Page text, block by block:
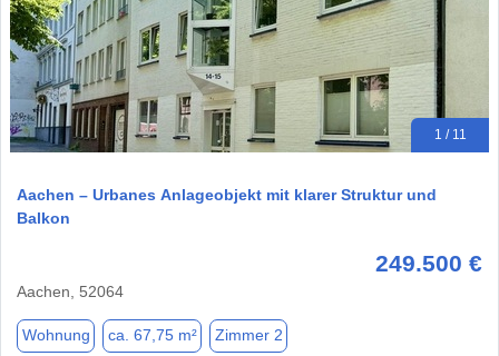
1 / 11
Aachen – Urbanes Anlageobjekt mit klarer Struktur und
Balkon
249.500 €
Aachen, 52064
Wohnung ca. 67,75 m² Zimmer 2